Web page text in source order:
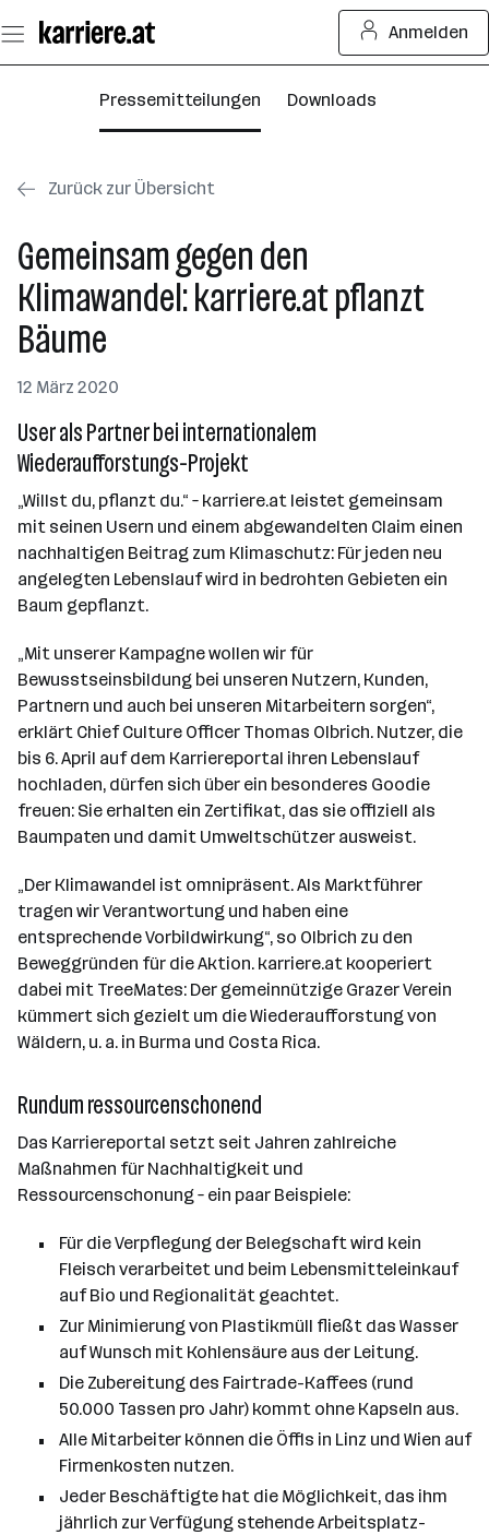
Seiteninhalt
springen
Anmelden
Pressemitteilungen Downloads
Zurück zur Übersicht
Gemeinsam gegen den
Klimawandel: karriere.at pflanzt
Bäume
12 März 2020
User als Partner bei internationalem
Wiederaufforstungs-Projekt
„Willst du, pflanzt du.“ – karriere.at leistet gemeinsam
mit seinen Usern und einem abgewandelten Claim einen
nachhaltigen Beitrag zum Klimaschutz: Für jeden neu
angelegten Lebenslauf wird in bedrohten Gebieten ein
Baum gepflanzt.
„Mit unserer Kampagne wollen wir für
Bewusstseinsbildung bei unseren Nutzern, Kunden,
Partnern und auch bei unseren Mitarbeitern sorgen“,
erklärt Chief Culture Officer Thomas Olbrich. Nutzer, die
bis 6. April auf dem Karriereportal ihren Lebenslauf
hochladen, dürfen sich über ein besonderes Goodie
freuen: Sie erhalten ein Zertifikat, das sie offiziell als
Baumpaten und damit Umweltschützer ausweist.
„Der Klimawandel ist omnipräsent. Als Marktführer
tragen wir Verantwortung und haben eine
entsprechende Vorbildwirkung“, so Olbrich zu den
Beweggründen für die Aktion. karriere.at kooperiert
dabei mit TreeMates: Der gemeinnützige Grazer Verein
kümmert sich gezielt um die Wiederaufforstung von
Wäldern, u. a. in Burma und Costa Rica.
Rundum ressourcenschonend
Das Karriereportal setzt seit Jahren zahlreiche
Maßnahmen für Nachhaltigkeit und
Ressourcenschonung – ein paar Beispiele:
Für die Verpflegung der Belegschaft wird kein
Fleisch verarbeitet und beim Lebensmitteleinkauf
auf Bio und Regionalität geachtet.
Zur Minimierung von Plastikmüll fließt das Wasser
auf Wunsch mit Kohlensäure aus der Leitung.
Die Zubereitung des Fairtrade-Kaffees (rund
50.000 Tassen pro Jahr) kommt ohne Kapseln aus.
Alle Mitarbeiter können die Öffis in Linz und Wien auf
Firmenkosten nutzen.
Jeder Beschäftigte hat die Möglichkeit, das ihm
jährlich zur Verfügung stehende Arbeitsplatz-